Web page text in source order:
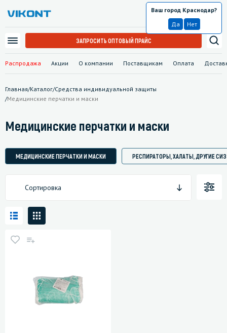
Распродажа Акции О компании Поставщикам Оплата
Краснодар
Ваш город Краснодар?
Да
Нет
ЗАПРОСИТЬ ОПТОВЫЙ ПРАЙС
Главная/Каталог/Средства индивидуальной защиты
/Медицинские перчатки и маски
Медицинские перчатки и маски
МЕДИЦИНСКИЕ ПЕРЧАТКИ И МАСКИ РЕСПИРАТОРЫ, ХАЛАТЫ, ДРУГИЕ СИЗ
Сортировка